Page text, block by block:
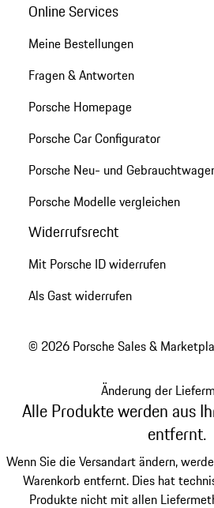
Online Services
Meine Bestellungen
Fragen & Antworten
Porsche Homepage
Porsche Car Configurator
Porsche Neu- und
Porsche Modelle vergleichen
Widerrufsrecht
Mit Porsche ID widerrufen
Als Gast widerrufen
© 2026 Porsche Sales &
Änderung der
Alle Produkte werden aus
entfernt.
Wenn Sie die Versandart ändern,
Warenkorb entfernt. Dies hat
Produkte nicht mit allen